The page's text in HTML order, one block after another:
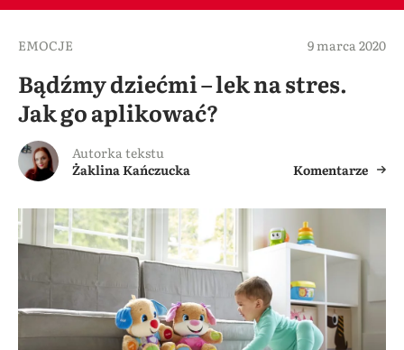
EMOCJE 9 marca 2020
Bądźmy dziećmi – lek na stres.
Jak go aplikować?
Autorka tekstu
Żaklina Kańczucka
Komentarze